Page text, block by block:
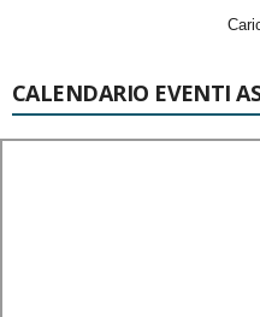
CALENDARIO EVENTI